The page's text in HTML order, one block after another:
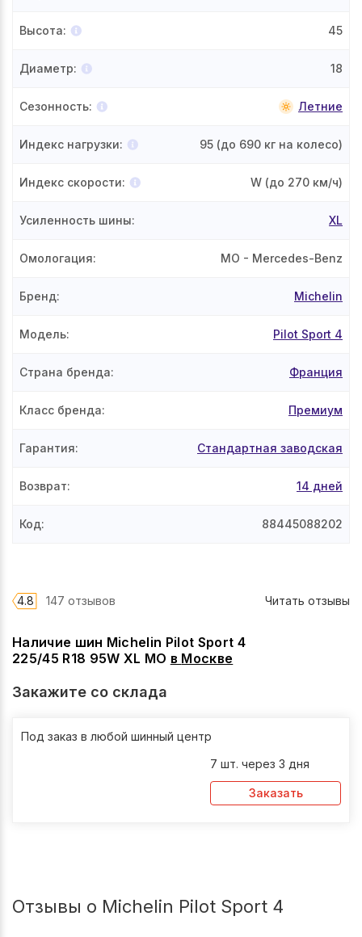
Наличие шин Michelin Pilot Sport 4
225/45 R18 95W XL MO в Москве
Закажите со склада
Под заказ в любой шинный центр
7 шт. через 3 дня
Заказать
Высота: 45
Диаметр: 18
Сезонность: Летние
Индекс нагрузки: 95 (до 690 кг на колесо)
Индекс скорости: W (до 270 км/ч)
Усиленность шины: XL
Омологация: MO - Mercedes-Benz
Бренд: Michelin
Модель: Pilot Sport 4
Страна бренда: Франция
Класс бренда: Премиум
Гарантия: Стандартная заводская
Возврат: 14 дней
Код: 88445088202
4.8 147 отзывов Читать отзывы
Отзывы о Michelin Pilot Sport 4